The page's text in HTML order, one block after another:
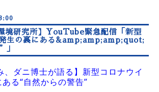
境研究所】YouTube緊急配信「新型
生の裏にある&amp;amp;amp;quot;
」
、ダニ博士が語る】 新型コロナウイ
る“自然からの警告”